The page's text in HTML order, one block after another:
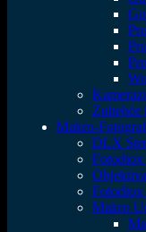
Zubehör
Makro-
DLX
Fotodiox
Makro